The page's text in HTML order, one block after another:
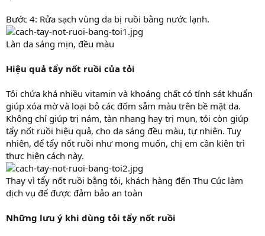
Bước 4: Rửa sạch vùng da bị ruồi bằng nước lạnh.
Làn da sáng mịn, đều màu
Hiệu quả tẩy nốt ruồi của tỏi
Tỏi chứa khá nhiều vitamin và khoáng chất có tính sát khuẩn
giúp xóa mờ và loại bỏ các đốm sẫm màu trên bề mặt da.
Không chỉ giúp trị nám, tàn nhang hay trị mụn, tỏi còn giúp
tẩy nốt ruồi hiệu quả, cho da sáng đều màu, tự nhiên. Tuy
nhiên, để tẩy nốt ruồi như mong muốn, chị em cần kiên trì
thực hiện cách này.
Thay vì tẩy nốt ruồi bằng tỏi, khách hàng đến Thu Cúc làm
dịch vụ để được đảm bảo an toàn
Những lưu ý khi dùng tỏi tẩy nốt ruồi